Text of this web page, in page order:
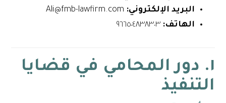
البريد الإلكتروني: Ali@fmb-lawfirm.com
الهاتف: ٩٦٦٥٠٤٨٣٨٣٠٣
١. دور المحامي في قضايا
التنفيذ